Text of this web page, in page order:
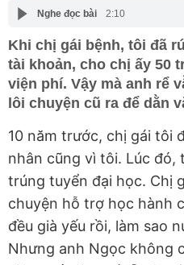
Nghe đọc bài 2:10
Khi chị gái bệnh, tôi đã
tài khoản, cho chị ấy 50
viện phí. Vậy mà anh rể
lôi chuyện cũ ra để dằn
10 năm trước, chị gái tôi
nhân cũng vì tôi. Lúc đó,
trúng tuyển đại học. Chị
chuyện hỗ trợ học hành
đều già yếu rồi, làm sao
Nhưng anh Ngọc không